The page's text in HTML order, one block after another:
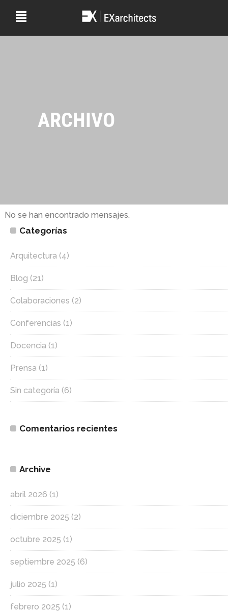
ARCHIVO
No se han encontrado mensajes.
Categorías
Arquitectura (4)
Blog (21)
Colaboraciones (2)
Conferencias (1)
Docencia (1)
Prensa (1)
Sin categoría (6)
Comentarios recientes
Archive
abril 2026 (1)
diciembre 2025 (2)
octubre 2025 (1)
septiembre 2025 (6)
julio 2025 (1)
febrero 2025 (1)